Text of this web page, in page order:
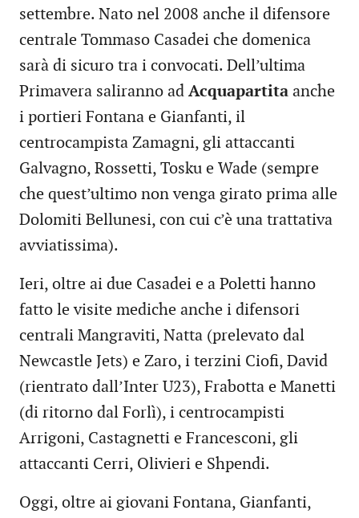
settembre. Nato nel 2008 anche il difensore
centrale Tommaso Casadei che domenica
sarà di sicuro tra i convocati. Dell’ultima
Primavera saliranno ad Acquapartita anche
i portieri Fontana e Gianfanti, il
centrocampista Zamagni, gli attaccanti
Galvagno, Rossetti, Tosku e Wade (sempre
che quest’ultimo non venga girato prima alle
Dolomiti Bellunesi, con cui c’è una trattativa
avviatissima).
Ieri, oltre ai due Casadei e a Poletti hanno
fatto le visite mediche anche i difensori
centrali Mangraviti, Natta (prelevato dal
Newcastle Jets) e Zaro, i terzini Ciofi, David
(rientrato dall’Inter U23), Frabotta e Manetti
(di ritorno dal Forlì), i centrocampisti
Arrigoni, Castagnetti e Francesconi, gli
attaccanti Cerri, Olivieri e Shpendi.
Oggi, oltre ai giovani Fontana, Gianfanti,